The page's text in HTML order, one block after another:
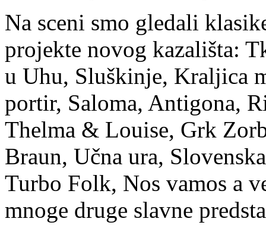
Na sceni smo gledali
projekte novog kazališta:
u Uhu, Sluškinje, Kraljica
portir, Saloma, Antigona,
Thelma & Louise, Grk
Braun, Učna ura,
Turbo Folk, Nos vamos a
mnoge druge slavne